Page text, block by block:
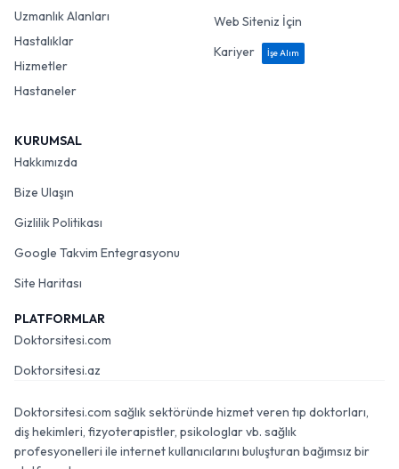
Uzmanlık Alanları
Hastalıklar
Hizmetler
Hastaneler
Web Siteniz İçin
Kariyer
İşe Alım
KURUMSAL
Hakkımızda
Bize Ulaşın
Gizlilik Politikası
Google Takvim Entegrasyonu
Site Haritası
PLATFORMLAR
Doktorsitesi.com
Doktorsitesi.az
Doktorsitesi.com sağlık sektöründe hizmet veren tıp doktorları,
diş hekimleri, fizyoterapistler, psikologlar vb. sağlık
profesyonelleri ile internet kullanıcılarını buluşturan bağımsız bir